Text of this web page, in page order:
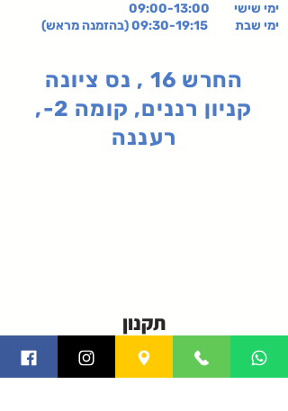
ימי שישי 09:00-13:00
ימי שבת 09:30-19:15 (בהזמנה מראש)
החרש 16 , נס ציונה
קניון רננים, קומה 2-,
רעננה
תקנון